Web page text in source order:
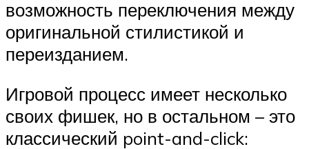
возможность переключения между
оригинальной стилистикой и
переизданием.
Игровой процесс имеет несколько
своих фишек, но в остальном – это
классический point-and-click: